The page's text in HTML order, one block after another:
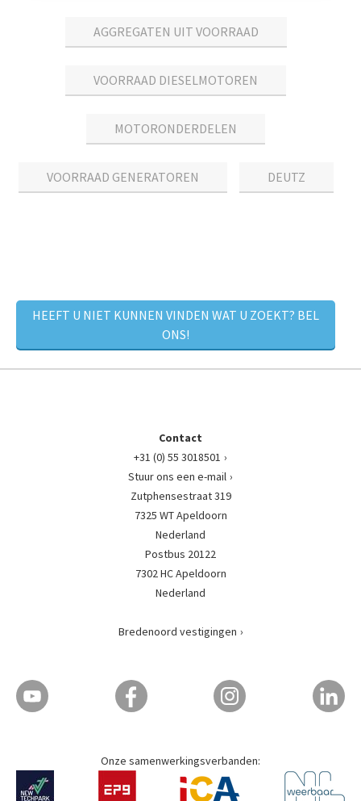
AGGREGATEN UIT VOORRAAD
VOORRAAD DIESELMOTOREN
MOTORONDERDELEN
VOORRAAD GENERATOREN DEUTZ
HEEFT U NIET KUNNEN VINDEN WAT U ZOEKT? BEL
ONS!
Contact
+31 (0) 55 3018501
Stuur ons een e-mail
Zutphensestraat 319
7325 WT Apeldoorn
Nederland
Postbus 20122
7302 HC Apeldoorn
Nederland
Bredenoord vestigingen
Onze samenwerkingsverbanden: